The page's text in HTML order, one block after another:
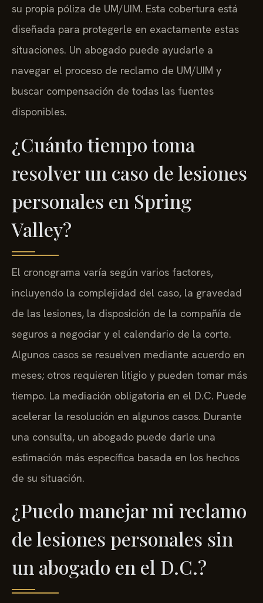
su propia póliza de UM/UIM. Esta cobertura está
diseñada para protegerle en exactamente estas
situaciones. Un abogado puede ayudarle a
navegar el proceso de reclamo de UM/UIM y
buscar compensación de todas las fuentes
disponibles.
¿Cuánto tiempo toma
resolver un caso de lesiones
personales en Spring
Valley?
El cronograma varía según varios factores,
incluyendo la complejidad del caso, la gravedad
de las lesiones, la disposición de la compañía de
seguros a negociar y el calendario de la corte.
Algunos casos se resuelven mediante acuerdo en
meses; otros requieren litigio y pueden tomar más
tiempo. La mediación obligatoria en el D.C. Puede
acelerar la resolución en algunos casos. Durante
una consulta, un abogado puede darle una
estimación más específica basada en los hechos
de su situación.
¿Puedo manejar mi reclamo
de lesiones personales sin
un abogado en el D.C.?